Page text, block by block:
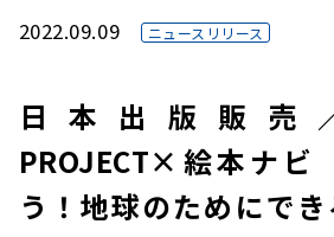
2022.09.09 ニュースリリース
日本出版販売／
PROJECT×絵本ナ
う！地球のためにで